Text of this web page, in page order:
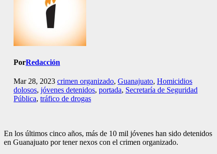
PorRedacción
Mar 28, 2023 crimen organizado, Guanajuato, Homicidios
dolosos, jóvenes detenidos, portada, Secretaría de Seguridad
Pública, tráfico de drogas
En los últimos cinco años, más de 10 mil jóvenes han sido detenidos
en Guanajuato por tener nexos con el crimen organizado.